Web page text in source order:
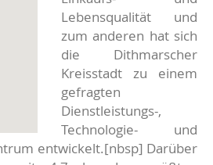
Lebensqualität und
zum anderen hat sich
die Dithmarscher
Kreisstadt zu einem
gefragten
Dienstleistungs-,
Technologie- und
entwickelt.[nbsp] Darüber